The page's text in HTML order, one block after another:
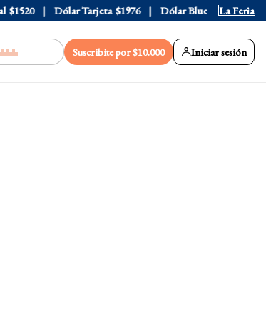
Dólar Tarjeta $1976 Dólar Blue $1530La Feria
Suscribite por $10.000 Iniciar sesión